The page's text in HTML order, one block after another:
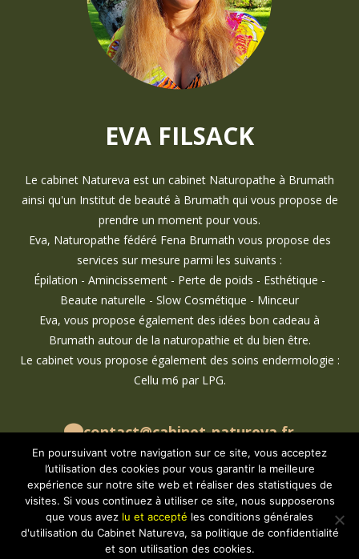
EVA FILSACK
Le cabinet Natureva est un cabinet Naturopathe à Brumath
ainsi qu'un Institut de beauté à Brumath qui vous propose de
prendre un moment pour vous.
Eva, Naturopathe fédéré Fena Brumath vous propose des
services sur mesure parmi les suivants :
Épilation - Amincissement - Perte de poids - Esthétique -
Beaute naturelle - Slow Cosmétique - Minceur
Eva, vous propose également des idées bon cadeau à
Brumath autour de la naturopathie et du bien être.
Le cabinet vous propose également des soins endermologie :
Cellu m6 par LPG.
contact@cabinet-natureva.fr
07 69 29 99 59
cabinet.natureva
cabinet_natureva
En poursuivant votre navigation sur ce site, vous acceptez
l’utilisation des cookies pour vous garantir la meilleure
expérience sur notre site web et réaliser des statistiques de
visites. Si vous continuez à utiliser ce site, nous supposerons
que vous avez lu et accepté les conditions générales
d'utilisation du Cabinet Natureva, sa politique de confidentialité
et son utilisation des cookies.